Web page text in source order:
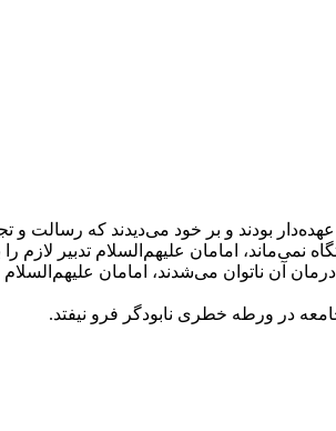
بودند و بر خود می‌دیدند که رسالت و
امامان علیهم‌السلام تدبیر لازم را
آن ناتوان می‌شدند، امامان علیهم‌السلام
در ورطه خطری نابودگر فرو نیفتد.